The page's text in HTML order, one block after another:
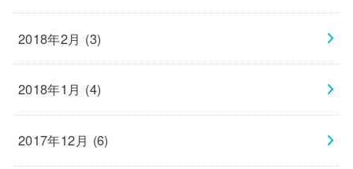
2018年2月 (3)
2018年1月 (4)
2017年12月 (6)